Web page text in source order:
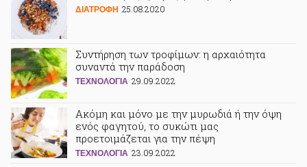
ΔΙΑΤΡΟΦΗ 25.08.2020
Συντήρηση των τροφίμων: η αρχαιότητα
συναντά την παράδοση
ΤΕΧΝΟΛΟΓΙΑ 29.09.2022
Ακόμη και μόνο με την μυρωδιά ή την όψη
ενός φαγητού, το συκώτι μας
προετοιμάζεται για την πέψη
ΤΕΧΝΟΛΟΓΙΑ 23.09.2022